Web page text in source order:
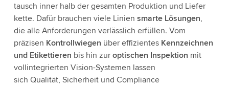
tausch inner halb der gesamten Produktion und Liefer
kette. Dafür brauchen viele Linien smarte Lösungen,
die alle Anforderungen verlässlich erfüllen. Vom
präzisen Kontrollwiegen über effizientes Kennzeichnen
und Etikettieren bis hin zur optischen Inspektion mit
vollintegrierten Vision-Systemen lassen
sich Qualität, Sicherheit und Compliance